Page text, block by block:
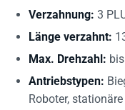
Verzahnung: 3
Länge verzahnt:
Max. Drehzahl:
Antriebstypen:
Roboter,